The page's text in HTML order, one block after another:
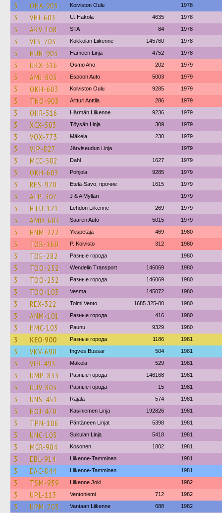
3 OHA-903 Koiviston Oulu 1978
3 VHJ-603 U. Hakola 4635 1978
3 AKV-108 STA 84 1978
3 VLS-703 Kokkolan Liikenne 145760 1978
3 HUN-903 Hämeen Linja 4752 1978
3 UKX-316 Osmo Aho 202 1979
3 AMJ-803 Espoon Auto 5003 1979
3 OKH-603 Koiviston Oulu 9285 1979
3 TNO-903 Artturi Anttila 286 1979
3 OHR-516 Härmän Liikenne 9236 1979
3 XCX-503 Töysän Linja 309 1979
3 VOX-773 Mäkela 230 1979
3 VJP-827 Järviseudun Linja 1979
3 MCC-502 Dahl 1627 1979
3 OKH-603 Pohjola 9285 1979
3 RES-920 Etelä-Savo, прочие 1615 1979
3 ALP-307 J & A Mylläri 1979
3 HTU-121 Lehdon Liikenne 269 1979
3 AMO-603 Saaren Auto 5015 1979
3 HNM-222 Ykspetäjä 469 1980
3 TOB-160 P. Koivisto 312 1980
3 TOE-282 Разные города 1980
3 TOO-252 Wendelin Transport 146069 1980
3 TOO-252 Разные города 146069 1980
3 TOO-103 Vesma 145072 1980
3 REX-322 Toimi Vento 1685 325-80 1980
3 ANM-101 Разные города 416 1980
3 HMC-103 Paunu 9329 1980
3 KEO-900 Разные города 1186 1981
3 VKV-690 Ingves Bussar 504 1981
3 VLR-493 Mäkela 529 1981
3 UMP-833 Разные города 146168 1981
3 UUV-803 Разные города 15 1981
3 UNS-451 Rajala 574 1981
3 HOJ-470 Kasiniemen Linja 192826 1981
3 TPN-106 Päntäneen Linjat 5398 1981
3 UNC-103 Sukulan Linja 5418 1981
3 MCR-904 Kosonen 1802 1981
3 EBL-914 Liikenne-Tamminen 1981
3 EAC-844 Liikenne-Tamminen 1981
3 TSM-939 Liikenne Joki 1982
3 UPL-113 Ventoniemi 712 1982
3 UPM-703 Vantaan Liikenne 688 1982